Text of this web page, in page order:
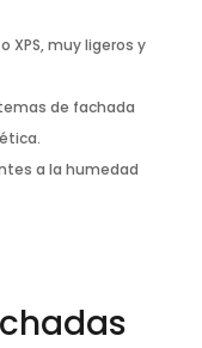
o XPS, muy ligeros y
de fachada
a la humedad